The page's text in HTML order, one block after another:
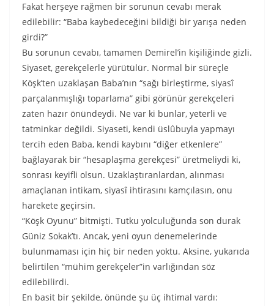
Fakat herşeye rağmen bir sorunun cevabı merak
edilebilir: “Baba kaybedeceğini bildiği bir yarışa neden
girdi?”
Bu sorunun cevabı, tamamen Demirel’in kişiliğinde gizli.
Siyaset, gerekçelerle yürütülür. Normal bir süreçle
Köşk’ten uzaklaşan Baba’nın “sağı birleştirme, siyasî
parçalanmışlığı toparlama” gibi görünür gerekçeleri
zaten hazır önündeydi. Ne var ki bunlar, yeterli ve
tatminkar değildi. Siyaseti, kendi üslûbuyla yapmayı
tercih eden Baba, kendi kaybını “diğer etkenlere”
bağlayarak bir “hesaplaşma gerekçesi” üretmeliydi ki,
sonrası keyifli olsun. Uzaklaştıranlardan, alınması
amaçlanan intikam, siyasî ihtirasını kamçılasın, onu
harekete geçirsin.
“Köşk Oyunu” bitmişti. Tutku yolculuğunda son durak
Güniz Sokak’tı. Ancak, yeni oyun denemelerinde
bulunmaması için hiç bir neden yoktu. Aksine, yukarıda
belirtilen “mühim gerekçeler”in varlığından söz
edilebilirdi.
En basit bir şekilde, önünde şu üç ihtimal vardı: